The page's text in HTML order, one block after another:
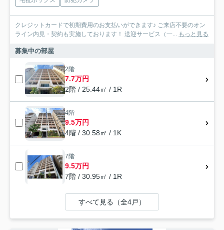
クレジットカードで初期費用のお支払いができます♪ ご来店不要のオン
ライン内見・契約も実施しております！ 送迎サービス（一...
もっと見る
募集中の部屋
2階
7.7万円
2階 / 25.44㎡ / 1R
4階
9.5万円
4階 / 30.58㎡ / 1K
7階
9.5万円
7階 / 30.95㎡ / 1R
すべて見る（全4戸）